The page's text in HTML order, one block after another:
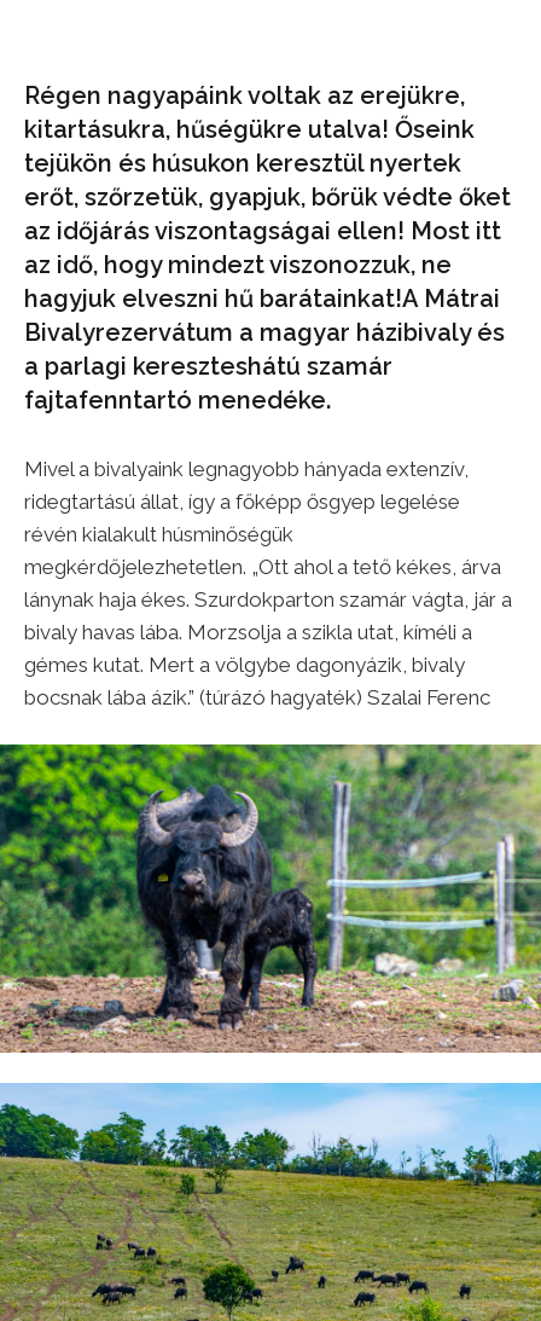
Régen nagyapáink voltak az erejükre,
kitartásukra, hűségükre utalva! Őseink
tejükön és húsukon keresztül nyertek
erőt, szőrzetük, gyapjuk, bőrük védte őket
az időjárás viszontagságai ellen! Most itt
az idő, hogy mindezt viszonozzuk, ne
hagyjuk elveszni hű barátainkat!A Mátrai
Bivalyrezervátum a magyar házibivaly és
a parlagi kereszteshátú szamár
fajtafenntartó menedéke.
Mivel a bivalyaink legnagyobb hányada extenzív,
ridegtartású állat, így a főképp ősgyep legelése
révén kialakult húsminőségük
megkérdőjelezhetetlen. „Ott ahol a tető kékes, árva
lánynak haja ékes. Szurdokparton szamár vágta, jár a
bivaly havas lába. Morzsolja a szikla utat, kíméli a
gémes kutat. Mert a völgybe dagonyázik, bivaly
bocsnak lába ázik.” (túrázó hagyaték) Szalai Ferenc